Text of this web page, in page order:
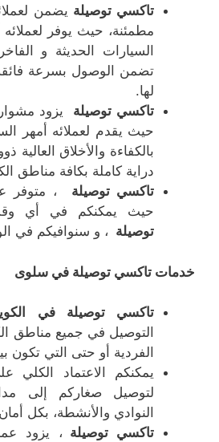
تاكسي توصيلة يضمن
مطمئنة، حيث يوفر
السيارات الحديثة و
تضمن الوصول بسرعة
لها.
تاكسي توصيلة
يزود
حيث يقدم لعملائه أمهر
بالكفاءة والأخلاق
دراية كاملة بكافة مناطق
تاكسي توصيلة
حيث يمكنكم في أي
توصيلة ، و سنوافيكم في
خدمات تاكسي توصيلة في سلوى
تاكسي توصيلة في
التوصيل في جميع مناطق
الفردية أو حتى التي تكون
يمكنكم الاعتماد الكلي
لتوصيل صغاركم إلى
النوادي والأنشطة، بكل
تاكسي توصيلة ، يزود